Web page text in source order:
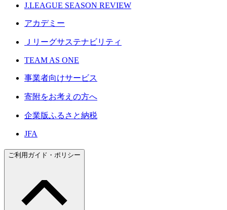
J.LEAGUE SEASON REVIEW
アカデミー
Ｊリーグサステナビリティ
TEAM AS ONE
事業者向けサービス
寄附をお考えの方へ
企業版ふるさと納税
JFA
ご利用ガイド・ポリシー